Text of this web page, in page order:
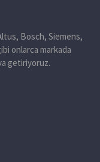
Bosch, Siemens,
onlarca markada
getiriyoruz.